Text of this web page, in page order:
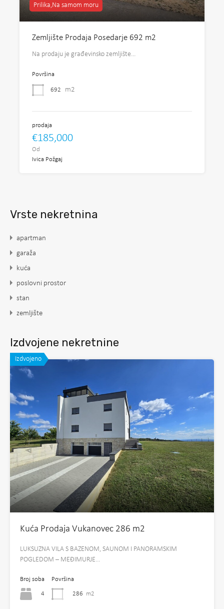
Prilika,Na samom moru
Zemljište Prodaja Posedarje 692 m2
Na prodaju je građevinsko zemljište…
Površina
692 m2
prodaja
€185,000
Od
Ivica Požgaj
Vrste nekretnina
apartman
garaža
kuća
poslovni prostor
stan
zemljište
Izdvojene nekretnine
Izdvojeno
Kuća Prodaja Vukanovec 286 m2
LUKSUZNA VILA S BAZENOM, SAUNOM I PANORAMSKIM
POGLEDOM – MEĐIMURJE…
Broj soba
4
Površina
286 m2